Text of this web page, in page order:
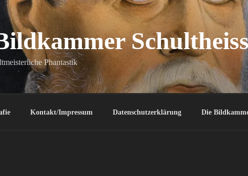
Phantastik
Kontakt/Impressum Datenschutzerklärung Die